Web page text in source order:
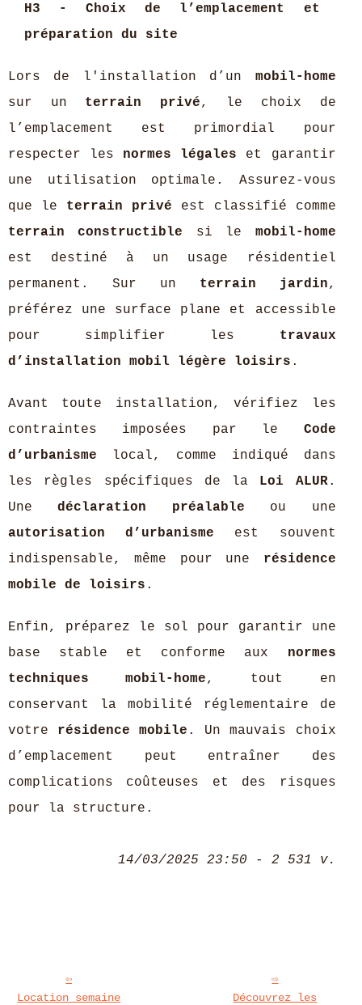
H3 - Choix de l’emplacement et
préparation du site
Lors de l'installation d’un mobil-home
sur un terrain privé, le choix de
l’emplacement est primordial pour
respecter les normes légales et garantir
une utilisation optimale. Assurez-vous
que le terrain privé est classifié comme
terrain constructible si le mobil-home
est destiné à un usage résidentiel
permanent. Sur un terrain jardin,
préférez une surface plane et accessible
pour simplifier les travaux
d’installation mobil légère loisirs .
Avant toute installation, vérifiez les
contraintes imposées par le Code
d’urbanisme local, comme indiqué dans
les règles spécifiques de la Loi ALUR.
Unedéclaration préalable ou une
autorisation d’urbanisme est souvent
indispensable, même pour une résidence
mobile de loisirs .
Enfin, préparez le sol pour garantir une
base stable et conforme aux normes
techniques mobil-home, tout en
conservant la mobilité réglementaire de
votre résidence mobile . Un mauvais choix
d’emplacement peut entraîner des
complications coûteuses et des risques
pour la structure.
14/03/2025 23:50 - 2 531 v.
Location semaine Découvrez les